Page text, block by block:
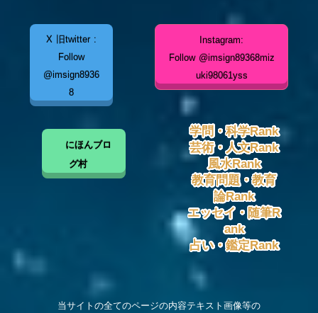
X 旧twitter :
Follow
@imsign8936
8
Instagram:
Follow @imsign89368miz
uki98061yss
にほんブロ
グ村
学問・科学Rank
芸術・人文Rank
風水Rank
教育問題・教育
論Rank
エッセイ・随筆R
ank
占い・鑑定Rank
当サイトの全てのページの内容テキスト画像等の